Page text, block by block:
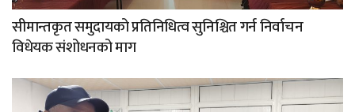
सीमान्तकृत समुदायको प्रतिनिधित्व सुनिश्चित गर्न निर्वाचन
विधेयक संशोधनको माग